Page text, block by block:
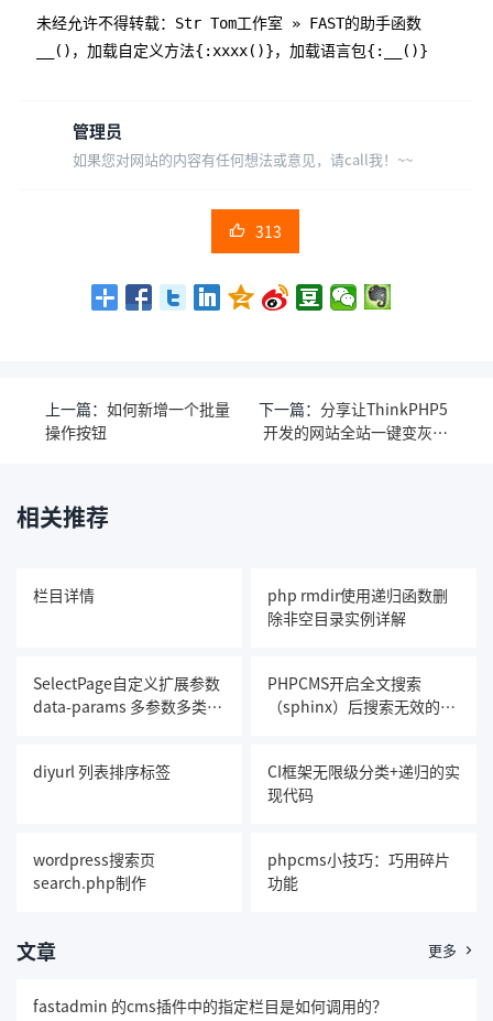
未经允许不得转载： Str Tom工作室 » FAST的助手函数
__()，加载自定义方法{:xxxx()}，加载语言包{:__()}
管理员
如果您对网站的内容有任何想法或意见，请call我！~~
 313
上一篇： 如何新增一个批量
操作按钮
下一篇： 分享让ThinkPHP5
开发的网站全站一键变灰的
相关推荐
栏目详情
php rmdir使用递归函数删
除非空目录实例详解
SelectPage自定义扩展参数
data-params 多参数多类型
PHPCMS开启全文搜索
（sphinx）后搜索无效的解
diyurl 列表排序标签
CI框架无限级分类+递归的实
现代码
wordpress搜索页
search.php制作
phpcms小技巧：巧用碎片
功能
文章 更多 
fastadmin 的cms插件中的指定栏目是如何调用的？